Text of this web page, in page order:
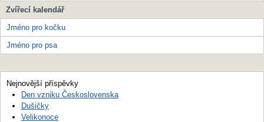
Zvířecí kalendář
Jméno pro kočku
Jméno pro psa
Nejnovější příspěvky
Den vzniku Československa
Dušičky
Velikonoce